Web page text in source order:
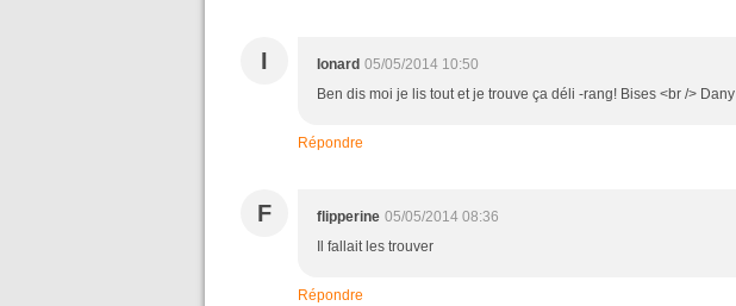
I Ionard 05/05/2014 10:50
Ben dis moi je lis tout et je trouve ça déli -rang! Bises <br /> Dany
Répondre
F flipperine 05/05/2014 08:36
Il fallait les trouver
Répondre